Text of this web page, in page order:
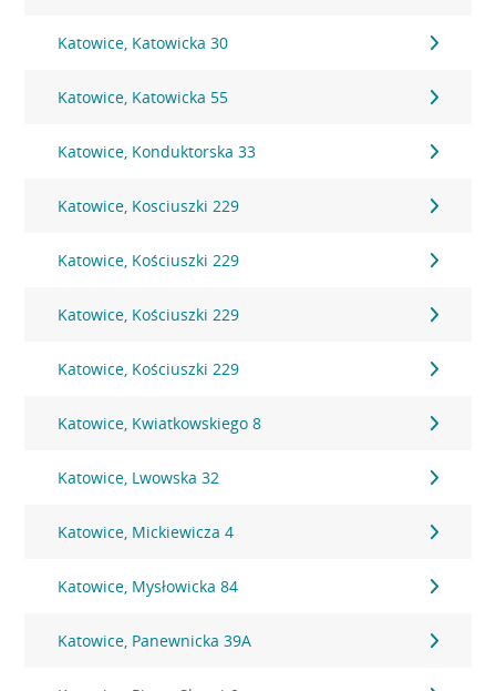
Katowice, Katowicka 30
Katowice, Katowicka 55
Katowice, Konduktorska 33
Katowice, Kosciuszki 229
Katowice, Kościuszki 229
Katowice, Kościuszki 229
Katowice, Kościuszki 229
Katowice, Kwiatkowskiego 8
Katowice, Lwowska 32
Katowice, Mickiewicza 4
Katowice, Mysłowicka 84
Katowice, Panewnicka 39A